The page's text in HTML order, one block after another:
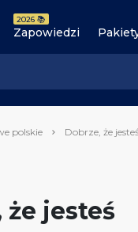
Zapowiedzi
2026 📚
polskie Dobrze, że
że jesteś